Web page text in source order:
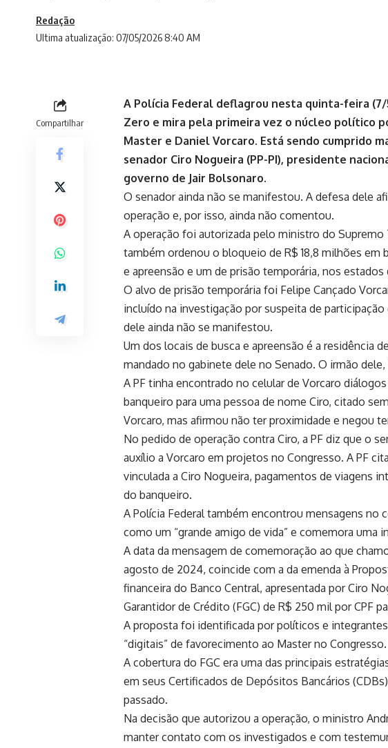
Ultima atualização: 07/05/2026 8:40 AM
Redação
Compartilhar
A Polícia Federal deflagrou nesta quinta-feira (7/
Zero e mira pela primeira vez o núcleo político
Master e Daniel Vorcaro. Está sendo cumprido
senador Ciro Nogueira (PP-PI), presidente
governo de Jair Bolsonaro.
O senador ainda não se manifestou. A defesa dele
operação e, por isso, ainda não comentou.
A operação foi autorizada pelo ministro do Supremo
também ordenou o bloqueio de R$ 18,8 milhões em
e apreensão e um de prisão temporária, nos
O alvo de prisão temporária foi Felipe Cançado
incluído na investigação por suspeita de
dele ainda não se manifestou.
Um dos locais de busca e apreensão é a residência
mandado no gabinete dele no Senado. O irmão
A PF tinha encontrado no celular de Vorcaro
banqueiro para uma pessoa de nome Ciro, citado
Vorcaro, mas afirmou não ter proximidade e negou
No pedido de operação contra Ciro, a PF diz que o
auxílio a Vorcaro em projetos no Congresso. A PF
vinculada a Ciro Nogueira, pagamentos de viagens
do banqueiro.
A Polícia Federal também encontrou mensagens no
como um “grande amigo de vida” e comemora uma
A data da mensagem de comemoração ao que
agosto de 2024, coincide com a da emenda à
financeira do Banco Central, apresentada por Ciro
Garantidor de Crédito (FGC) de R$ 250 mil por CPF
A proposta foi identificada por políticos e
“digitais” de favorecimento ao Master no Congresso.
A cobertura do FGC era uma das principais
em seus Certificados de Depósitos Bancários
passado.
Na decisão que autorizou a operação, o ministro
manter contato com os investigados e com